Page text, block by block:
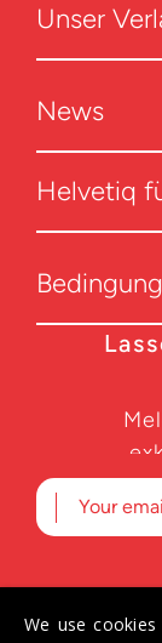
Unser
News
Helvetiq
We use